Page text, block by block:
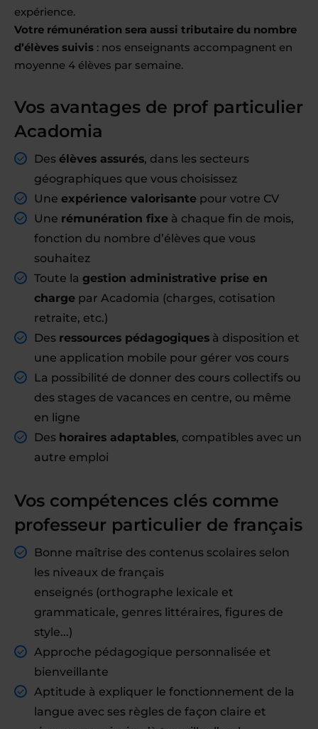
expérience.
Votre rémunération sera aussi tributaire du nombre
d’élèves suivis : nos enseignants accompagnent en
moyenne 4 élèves par semaine.
Vos avantages de prof particulier
Acadomia
Des élèves assurés, dans les secteurs
géographiques que vous choisissez
Une expérience valorisante pour votre CV
Une rémunération fixe à chaque fin de mois,
fonction du nombre d’élèves que vous
souhaitez
Toute la gestion administrative prise en
charge par Acadomia (charges, cotisation
retraite, etc.)
Des ressources pédagogiques à disposition et
une application mobile pour gérer vos cours
La possibilité de donner des cours collectifs ou
des stages de vacances en centre, ou même
en ligne
Des horaires adaptables, compatibles avec un
autre emploi
Vos compétences clés comme
professeur particulier de français
Bonne maîtrise des contenus scolaires selon
les niveaux de français
enseignés (orthographe lexicale et
grammaticale, genres littéraires, figures de
style...)
Approche pédagogique personnalisée et
bienveillante
Aptitude à expliquer le fonctionnement de la
langue avec ses règles de façon claire et